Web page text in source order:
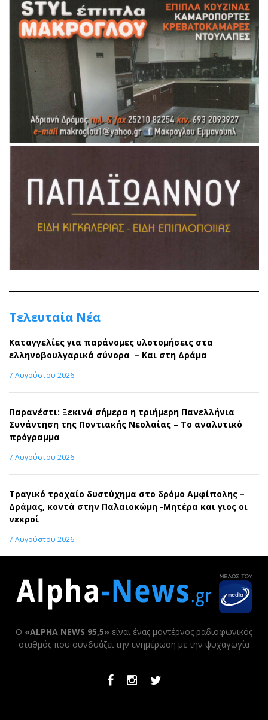
Τελευταία Νέα
Καταγγελίες για παράνομες υλοτομήσεις στα
ελληνοβουλγαρικά σύνορα – Και στη Δράμα
7 Αυγούστου 2026
Παρανέστι: Ξεκινά σήμερα η τριήμερη Πανελλήνια
Συνάντηση της Ποντιακής Νεολαίας – Το αναλυτικό
πρόγραμμα
7 Αυγούστου 2026
Τραγικό τροχαίο δυστύχημα στο δρόμο Αμφίπολης –
Δράμας, κοντά στην Παλαιοκώμη -Μητέρα και γιος οι
νεκροί
7 Αυγούστου 2026
Ο «ALPHA NEWS 95,5» είναι ένας μοντέρνος ραδιοφωνικός
σταθμός που συνδυάζει την ενημέρωση με την ψυχαγωγία
FacebookInstagramTwitter